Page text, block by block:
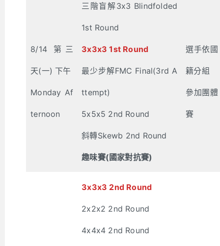
8/14 第三
天(一) 下午
Monday Af
ternoon
三階盲解3x3 Blindfolded
1st Round
3x3x3 1st Round
最少步解FMC Final(3rd A
ttempt)
5x5x5 2nd Round
斜轉Skewb 2nd Round
趣味賽(國家對抗賽)
選手依國
籍分組
參加團體
賽
3x3x3 2nd Round
2x2x2 2nd Round
4x4x4 2nd Round